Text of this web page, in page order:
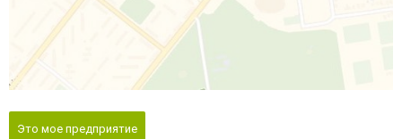
Это мое предприятие